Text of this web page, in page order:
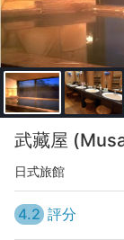
武藏屋
日式旅館
4.2 評分